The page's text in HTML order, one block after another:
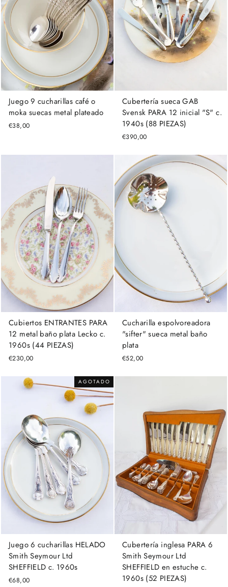
Juego 9 cucharillas café o
moka suecas metal plateado
€38,00
Cubertería sueca GAB
Svensk PARA 12 inicial "S" c.
1940s (88 PIEZAS)
€390,00
Cubiertos ENTRANTES PARA
12 metal baño plata Lecko c.
1960s (44 PIEZAS)
€230,00
Cucharilla espolvoreadora
"sifter" sueca metal baño
plata
€52,00
AGOTADO
Juego 6 cucharillas HELADO
Smith Seymour Ltd
SHEFFIELD c. 1960s
€68,00
Cubertería inglesa PARA 6
Smith Seymour Ltd
SHEFFIELD en estuche c.
1960s (52 PIEZAS)